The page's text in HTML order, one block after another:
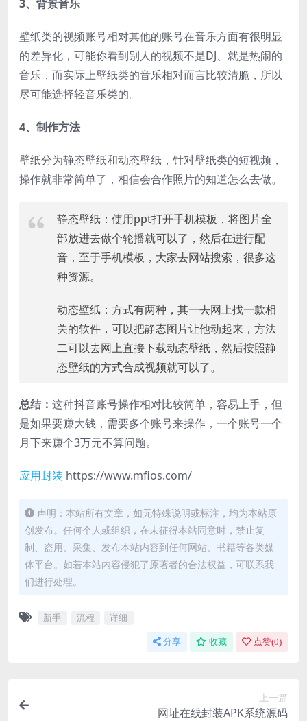
3、背景音乐
壁纸类的视频账号相对其他的账号在音乐方面有很明显
的差异化，可能你看到别人的视频不是DJ、就是热闹的
音乐，而实际上壁纸类的音乐相对而言比较清脆，所以
尽可能选择轻音乐类的。
4、制作方法
壁纸分为静态壁纸和动态壁纸，针对壁纸类的短视频，
操作就非常简单了，相信会合作照片的知道怎么去做。
静态壁纸：使用ppt打开手机模板，将图片全
部放进去做个轮播就可以了，然后在进行配
音，至于手机模板，大家去网站搜索，很多这
种资源。
动态壁纸：方式有两种，其一去网上找一款相
关的软件，可以把静态图片让他动起来，方法
二可以去网上直接下载动态壁纸，然后按照静
态壁纸的方式合成视频就可以了。
总结： 这种抖音账号操作相对比较简单，容易上手，但
是如果要赚大钱，需要多个账号来操作，一个账号一个
月下来赚个3万元不算问题。
应用封装 https://www.mfios.com/
声明：本站所有文章，如无特殊说明或标注，均为本站原
创发布。任何个人或组织，在未征得本站同意时，禁止复
制、盗用、采集、发布本站内容到任何网站、书籍等各类媒
体平台。如若本站内容侵犯了原著者的合法权益，可联系我
们进行处理。
新手 流程 详细
分享 收藏 点赞(0)
上一篇
网址在线封装APK系统源码